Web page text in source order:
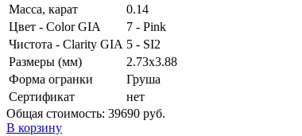
Масса, карат
0.14
Цвет - Color GIA
7 - Pink
Чистота - Clarity GIA 5 - SI2
Размеры (мм)
2.73x3.88
Форма огранки
Груша
Сертификат
нет
Общая стоимость: 39690 руб.
В корзину